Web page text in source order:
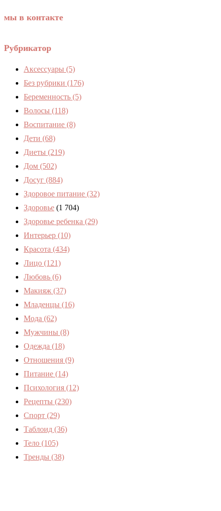
мы в контакте
Рубрикатор
Аксессуары (5)
Без рубрики (176)
Беременность (5)
Волосы (118)
Воспитание (8)
Дети (68)
Диеты (219)
Дом (502)
Досуг (884)
Здоровое питание (32)
Здоровье (1 704)
Здоровье ребенка (29)
Интерьер (10)
Красота (434)
Лицо (121)
Любовь (6)
Макияж (37)
Младенцы (16)
Мода (62)
Мужчины (8)
Одежда (18)
Отношения (9)
Питание (14)
Психология (12)
Рецепты (230)
Спорт (29)
Таблоид (36)
Тело (105)
Тренды (38)